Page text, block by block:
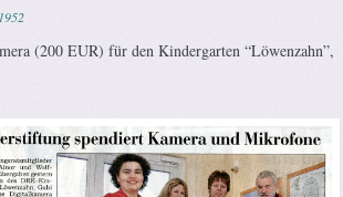
(200 EUR) für den Kindergarten “Löwenzahn”,